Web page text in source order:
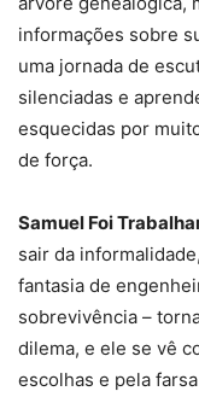
informações sobre
uma jornada de
silenciadas e
esquecidas por
de força.
Samuel Foi
sair da
fantasia de
sobrevivência –
dilema, e ele se vê
escolhas e pela